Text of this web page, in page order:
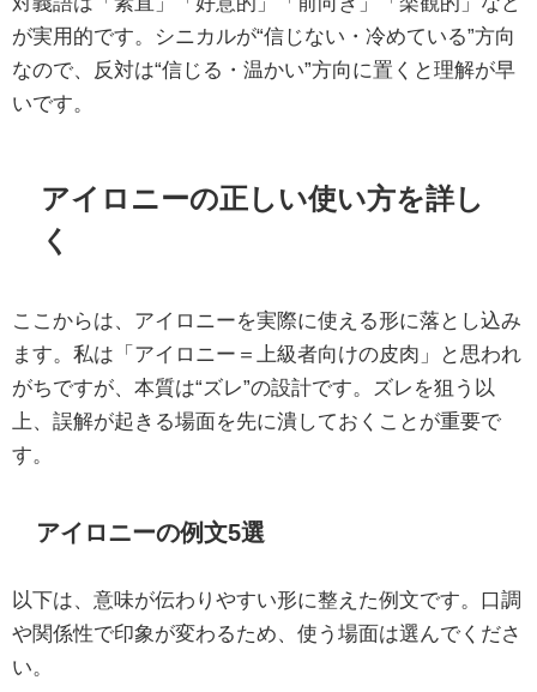
が実用的です。シニカルが“信じない・冷めている”方向
なので、反対は“信じる・温かい”方向に置くと理解が早
いです。
アイロニーの正しい使い方を詳し
く
ここからは、アイロニーを実際に使える形に落とし込み
ます。私は「アイロニー＝上級者向けの皮肉」と思われ
がちですが、本質は“ズレ”の設計です。ズレを狙う以
上、誤解が起きる場面を先に潰しておくことが重要で
す。
アイロニーの例文5選
以下は、意味が伝わりやすい形に整えた例文です。口調
や関係性で印象が変わるため、使う場面は選んでくださ
い。